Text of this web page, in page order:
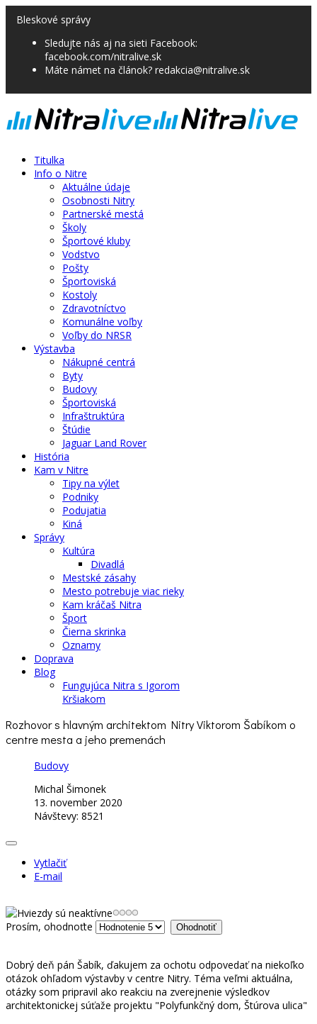
Bleskové správy
Sledujte nás aj na sieti Facebook:
facebook.com/nitralive.sk
Máte námet na článok? redakcia@nitralive.sk
Titulka
Info o Nitre
Aktuálne údaje
Osobnosti Nitry
Partnerské mestá
Školy
Športové kluby
Vodstvo
Pošty
Športoviská
Kostoly
Zdravotníctvo
Komunálne voľby
Voľby do NRSR
Výstavba
Nákupné centrá
Byty
Budovy
Športoviská
Infraštruktúra
Štúdie
Jaguar Land Rover
História
Kam v Nitre
Tipy na výlet
Podniky
Podujatia
Kiná
Správy
Kultúra
Divadlá
Mestské zásahy
Mesto potrebuje viac rieky
Kam kráčaš Nitra
Šport
Čierna skrinka
Oznamy
Doprava
Blog
Fungujúca Nitra s Igorom
Kršiakom
Rozhovor s hlavným architektom Nitry Viktorom Šabíkom o
centre mesta a jeho premenách
Budovy
Michal Šimonek
13. november 2020
Návštevy: 8521
Vytlačiť
E-mail
Prosím, ohodnoťte
Dobrý deň pán Šabík, ďakujem za ochotu odpovedať na niekoľko
otázok ohľadom výstavby v centre Nitry. Téma veľmi aktuálna,
otázky som pripravil ako reakciu na zverejnenie výsledkov
architektonickej súťaže projektu "Polyfunkčný dom, Štúrova ulica"